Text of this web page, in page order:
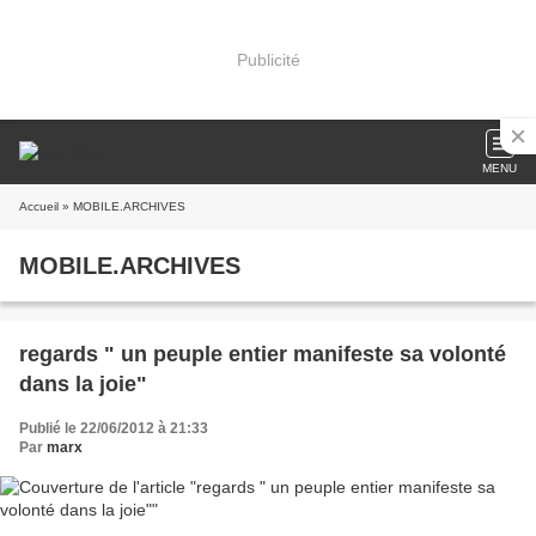
Publicité
MENU
Accueil » MOBILE.ARCHIVES
MOBILE.ARCHIVES
regards " un peuple entier manifeste sa volonté
dans la joie"
Publié le 22/06/2012 à 21:33
Par marx